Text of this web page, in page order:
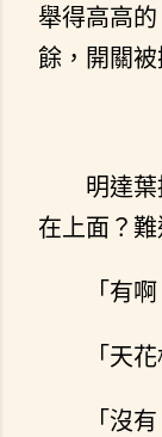
舉得高高
餘，開關
明達
在上面？
「有啊
「天
「沒有